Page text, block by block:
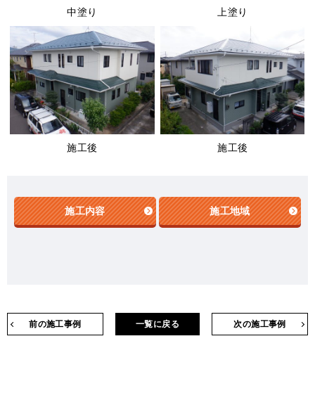
中塗り 上塗り
施工後 施工後
施工内容 施工地域
前の施工事例 次の施工事例
一覧に戻る